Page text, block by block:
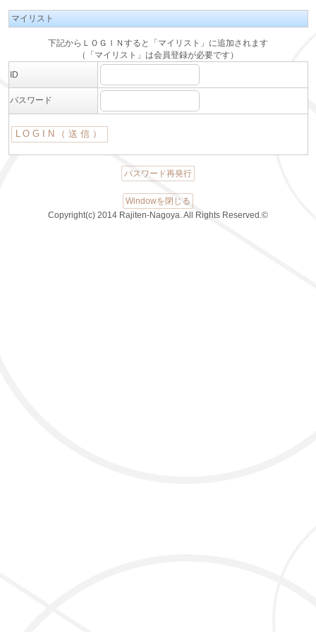
マイリスト
下記からＬＯＧＩＮすると「マイリスト」に追加されます
（「マイリスト」は会員登録が必要です）
ID
パスワード
パスワード再発行
Windowを閉じる
Copyright(c) 2014 Rajiten-Nagoya. All Rights Reserved.©